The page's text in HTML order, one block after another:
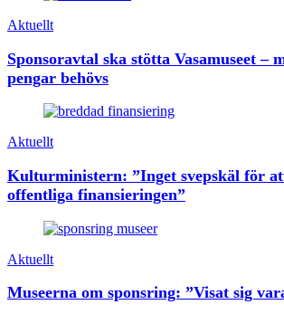
Aktuellt
Sponsoravtal ska stötta Vasamuseet –
pengar behövs
Aktuellt
Kulturministern: ”Inget svepskäl för
offentliga finansieringen”
Aktuellt
Museerna om sponsring: ”Visat sig